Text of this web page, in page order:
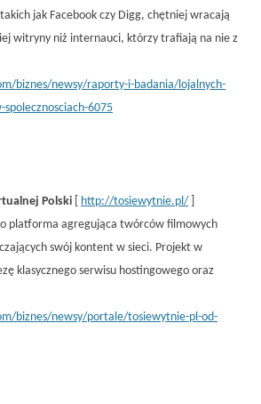
jak Facebook czy Digg, chętniej wracają
witryny niż internauci, którzy trafiają na nie z
biznes/newsy/raporty-i-badania/lojalnych-
6075
Polski http://tosiewytnie.pl/
platforma agregująca twórców filmowych
swój kontent w sieci. Projekt w
klasycznego serwisu hostingowego oraz
biznes/newsy/portale/tosiewytnie-pl-od-